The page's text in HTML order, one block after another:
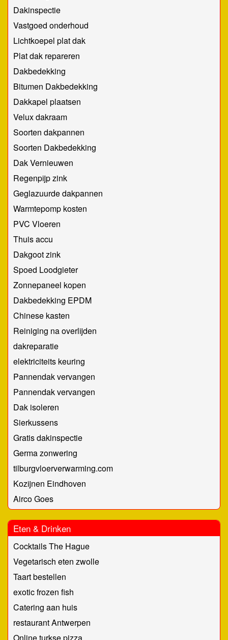
Dakinspectie
Vastgoed onderhoud
Lichtkoepel plat dak
Plat dak repareren
Dakbedekking
Bitumen Dakbedekking
Dakkapel plaatsen
Velux dakraam
Soorten dakpannen
Soorten Dakbedekking
Dak Vernieuwen
Regenpijp zink
Geglazuurde dakpannen
Warmtepomp kosten
PVC Vloeren
Thuis accu
Dakgoot zink
Spoed Loodgieter
Zonnepaneel kopen
Dakbedekking EPDM
Chinese kasten
Reiniging na overlijden
dakreparatie
elektriciteits keuring
Pannendak vervangen
Pannendak vervangen
Dak isoleren
Sierkussens
Gratis dakinspectie
Germa zonwering
tilburgvloerverwarming.com
Kozijnen Eindhoven
Airco Goes
Eten & Drinken
Cocktails The Hague
Vegetarisch eten zwolle
Taart bestellen
exotic frozen fish
Catering aan huis
restaurant Antwerpen